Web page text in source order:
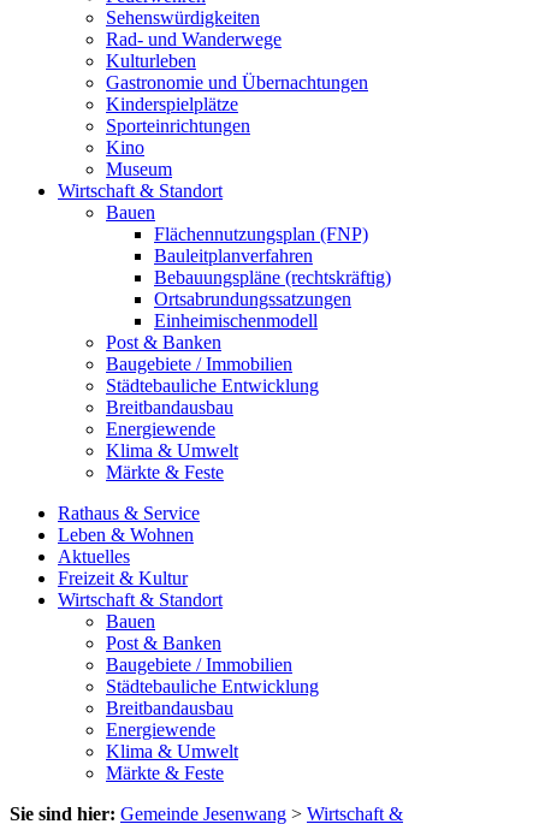
Sehenswürdigkeiten
Rad- und Wanderwege
Kulturleben
Gastronomie und Übernachtungen
Kinderspielplätze
Sporteinrichtungen
Kino
Museum
Wirtschaft & Standort
Bauen
Flächennutzungsplan (FNP)
Bauleitplanverfahren
Bebauungspläne (rechtskräftig)
Ortsabrundungssatzungen
Einheimischenmodell
Post & Banken
Baugebiete / Immobilien
Städtebauliche Entwicklung
Breitbandausbau
Energiewende
Klima & Umwelt
Märkte & Feste
Rathaus & Service
Leben & Wohnen
Aktuelles
Freizeit & Kultur
Wirtschaft & Standort
Bauen
Post & Banken
Baugebiete / Immobilien
Städtebauliche Entwicklung
Breitbandausbau
Energiewende
Klima & Umwelt
Märkte & Feste
Sie sind hier: Gemeinde Jesenwang > Wirtschaft &